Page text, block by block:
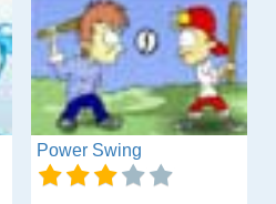
Power Swing